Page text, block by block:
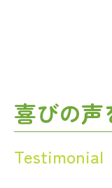
喜びの声
Testimonial